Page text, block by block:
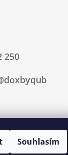
Souhlasím
250